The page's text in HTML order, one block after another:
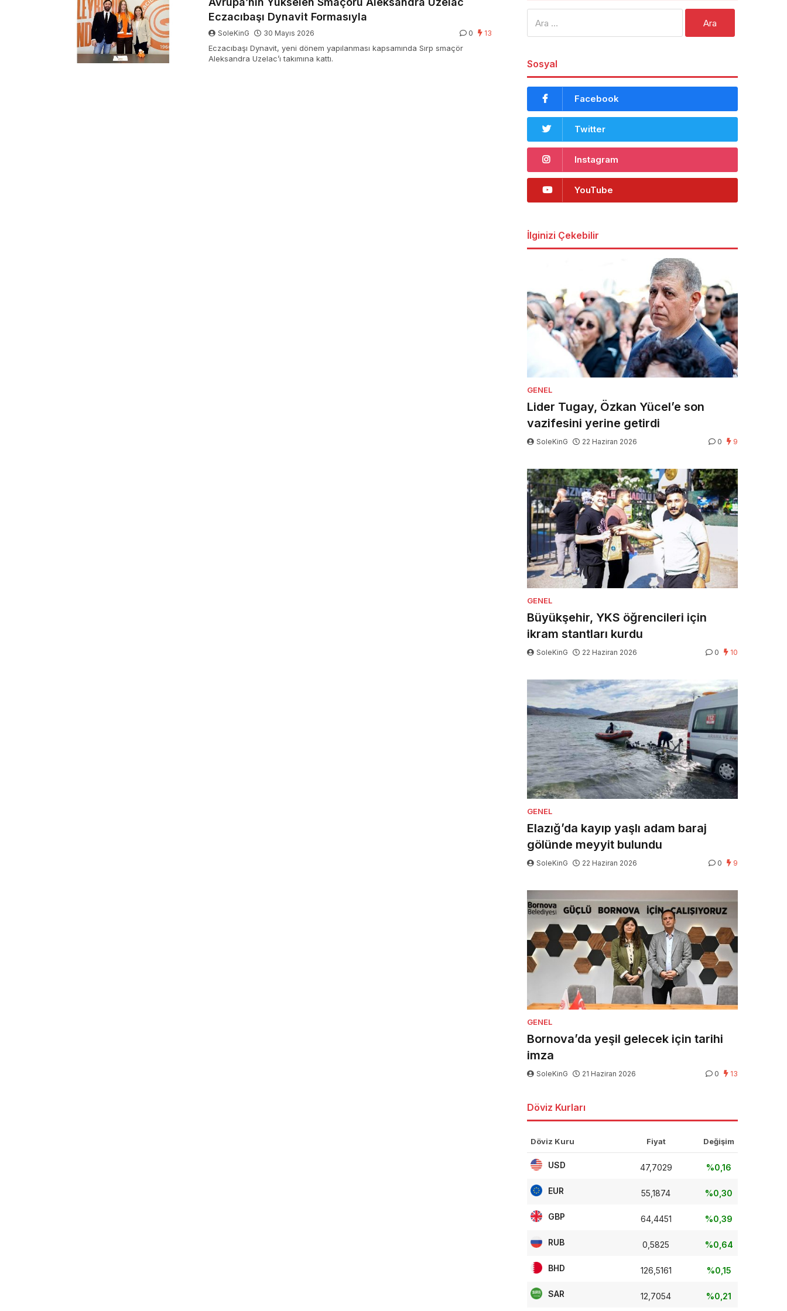
Eczacıbaşı Dynavit Formasıyla
SoleKinG 30 Mayıs 2026 0 13
Eczacıbaşı Dynavit, yeni dönem yapılanması kapsamında Sırp smaçör
Aleksandra Uzelac’ı takımına kattı.
Sosyal
Facebook
Twitter
Instagram
YouTube
İlginizi Çekebilir
GENEL
Lider Tugay, Özkan Yücel’e son
vazifesini yerine getirdi
SoleKinG 22 Haziran 2026 0 9
GENEL
Büyükşehir, YKS öğrencileri için
ikram stantları kurdu
SoleKinG 22 Haziran 2026 0 10
GENEL
Elazığ’da kayıp yaşlı adam baraj
gölünde meyyit bulundu
SoleKinG 22 Haziran 2026 0 9
GENEL
Bornova’da yeşil gelecek için tarihi
imza
SoleKinG 21 Haziran 2026 0 13
Döviz Kurları
Döviz Kuru Fiyat Değişim
USD 47,7029 %0,16
EUR 55,1874 %0,30
GBP 64,4451 %0,39
RUB 0,5825 %0,64
BHD 126,5161 %0,15
SAR 12,7054 %0,21